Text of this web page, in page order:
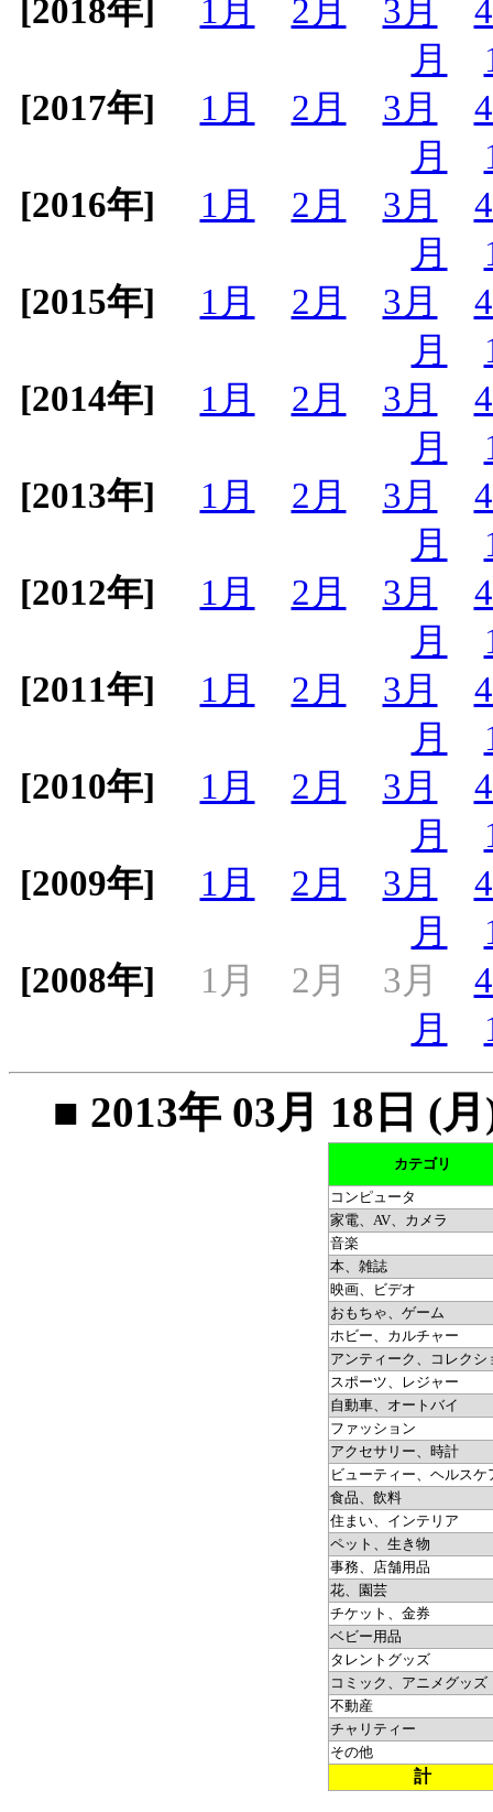
[2018年] 1月 2月 3月
月
[2017年]
1月 2月 3月
月
[2016年]
1月 2月 3月
月
[2015年]
1月 2月 3月
月
[2014年]
1月 2月 3月
月
[2013年]
1月 2月 3月
月
[2012年]
1月 2月 3月
月
[2011年]
1月 2月 3月
月
[2010年]
1月 2月 3月
月
[2009年]
1月 2月 3月
月
[2008年]
1月 2月 3月
月
■ 2013年 03月 18日 (
カテゴリ
コンピュータ
家電、AV、カメラ
音楽
本、雑誌
映画、ビデオ
おもちゃ、ゲーム
ホビー、カルチャー
アンティーク、コレクシ
スポーツ、レジャー
自動車、オートバイ
ファッション
アクセサリー、時計
ビューティー、ヘルスケ
食品、飲料
住まい、インテリア
ペット、生き物
事務、店舗用品
花、園芸
チケット、金券
ベビー用品
タレントグッズ
コミック、アニメグッズ
不動産
チャリティー
その他
計